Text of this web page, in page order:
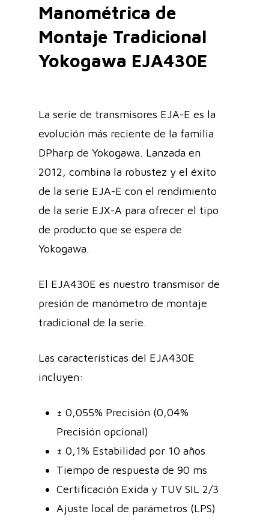
Manométrica de
Montaje Tradicional
Yokogawa EJA430E
La serie de transmisores EJA-E es la
evolución más reciente de la familia
DPharp de Yokogawa. Lanzada en
2012, combina la robustez y el éxito
de la serie EJA-E con el rendimiento
de la serie EJX-A para ofrecer el tipo
de producto que se espera de
Yokogawa.
El EJA430E es nuestro transmisor de
presión de manómetro de montaje
tradicional de la serie.
Las características del EJA430E
incluyen:
± 0,055% Precisión (0,04%
Precisión opcional)
± 0,1% Estabilidad por 10 años
Tiempo de respuesta de 90 ms
Certificación Exida y TUV SIL 2/3
Ajuste local de parámetros (LPS)